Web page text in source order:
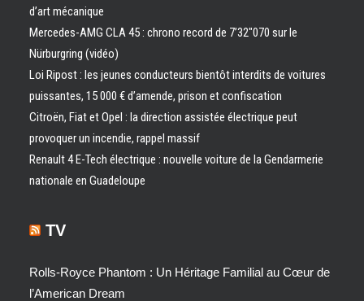
d’art mécanique
Mercedes-AMG CLA 45 : chrono record de 7’32″070 sur le
Nürburgring (vidéo)
Loi Ripost : les jeunes conducteurs bientôt interdits de voitures
puissantes, 15 000 € d’amende, prison et confiscation
Citroën, Fiat et Opel : la direction assistée électrique peut
provoquer un incendie, rappel massif
Renault 4 E-Tech électrique : nouvelle voiture de la Gendarmerie
nationale en Guadeloupe
TV
Rolls-Royce Phantom : Un Héritage Familial au Cœur de
l’American Dream